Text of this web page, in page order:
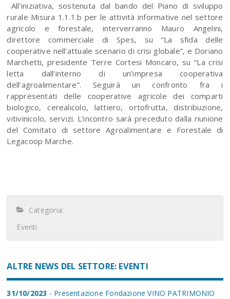
All’iniziativa, sostenuta dal bando del Piano di sviluppo
rurale Misura 1.1.1.b per le attività informative nel settore
agricolo e forestale, interverranno Mauro Angelini,
direttore commerciale di Spes, su “La sfida delle
cooperative nell’attuale scenario di crisi globale”, e Doriano
Marchetti, presidente Terre Cortesi Moncaro, su “La crisi
letta dall’interno di un’impresa cooperativa
dell’agroalimentare”. Seguirà un confronto fra i
rappresentati delle cooperative agricole dei comparti
biologico, cerealicolo, lattiero, ortofrutta, distribuzione,
vitivinicolo, servizi. L’incontro sarà preceduto dalla riunione
del Comitato di settore Agroalimentare e Forestale di
Legacoop Marche.
Categoria:
Eventi
ALTRE NEWS DEL SETTORE: EVENTI
31/10/2023 - Presentazione Fondazione VINO PATRIMONIO